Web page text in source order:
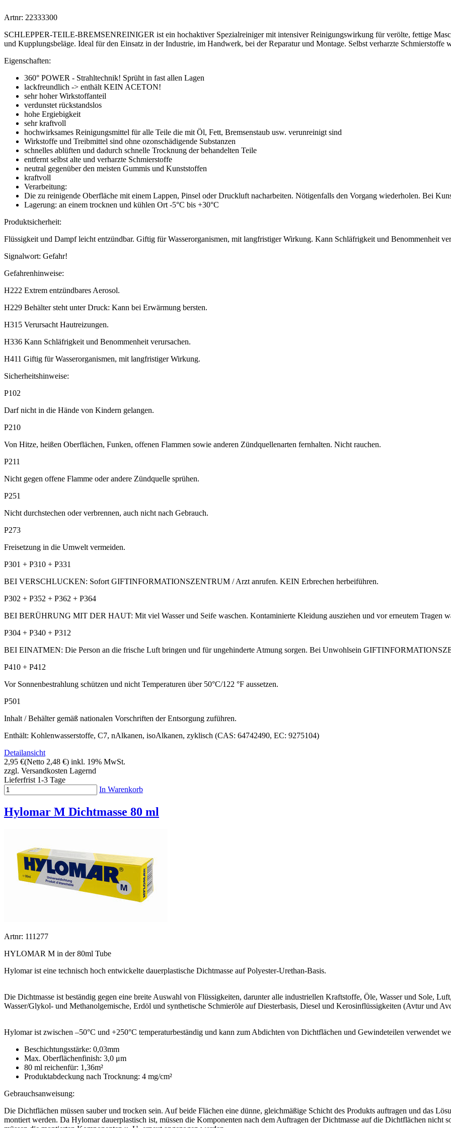
Artnr: 22333300
SCHLEPPER-TEILE-BREMSENREINIGER ist ein hochaktiver Spezialreiniger mit intensiver Reinigungswirkung für verölte, fettige
und Kupplungsbeläge. Ideal für den Einsatz in der Industrie, im Handwerk, bei der Reparatur und Montage. Selbst verharzte Schmierstoffe
Eigenschaften:
360° POWER - Strahltechnik! Sprüht in fast allen Lagen
lackfreundlich -> enthält KEIN ACETON!
sehr hoher Wirkstoffanteil
verdunstet rückstandslos
hohe Ergiebigkeit
sehr kraftvoll
hochwirksames Reinigungsmittel für alle Teile die mit Öl, Fett, Bremsenstaub usw. verunreinigt sind
Wirkstoffe und Treibmittel sind ohne ozonschädigende Substanzen
schnelles ablüften und dadurch schnelle Trocknung der behandelten Teile
entfernt selbst alte und verharzte Schmierstoffe
neutral gegenüber den meisten Gummis und Kunststoffen
kraftvoll
Verarbeitung:
Die zu reinigende Oberfläche mit einem Lappen, Pinsel oder Druckluft nacharbeiten. Nötigenfalls den Vorgang wiederholen. Bei
Lagerung: an einem trocknen und kühlen Ort -5°C bis +30°C
Produktsicherheit:
Flüssigkeit und Dampf leicht entzündbar. Giftig für Wasserorganismen, mit langfristiger Wirkung. Kann Schläfrigkeit und Benommenheit
Signalwort: Gefahr!
Gefahrenhinweise:
H222 Extrem entzündbares Aerosol.
H229 Behälter steht unter Druck: Kann bei Erwärmung bersten.
H315 Verursacht Hautreizungen.
H336 Kann Schläfrigkeit und Benommenheit verursachen.
H411 Giftig für Wasserorganismen, mit langfristiger Wirkung.
Sicherheitshinweise:
P102
Darf nicht in die Hände von Kindern gelangen.
P210
Von Hitze, heißen Oberflächen, Funken, offenen Flammen sowie anderen Zündquellenarten fernhalten. Nicht rauchen.
P211
Nicht gegen offene Flamme oder andere Zündquelle sprühen.
P251
Nicht durchstechen oder verbrennen, auch nicht nach Gebrauch.
P273
Freisetzung in die Umwelt vermeiden.
P301 + P310 + P331
BEI VERSCHLUCKEN: Sofort GIFTINFORMATIONSZENTRUM / Arzt anrufen. KEIN Erbrechen herbeiführen.
P302 + P352 + P362 + P364
BEI BERÜHRUNG MIT DER HAUT: Mit viel Wasser und Seife waschen. Kontaminierte Kleidung ausziehen und vor erneutem Tragen
P304 + P340 + P312
BEI EINATMEN: Die Person an die frische Luft bringen und für ungehinderte Atmung sorgen. Bei Unwohlsein
P410 + P412
Vor Sonnenbestrahlung schützen und nicht Temperaturen über 50°C/122 °F aussetzen.
P501
Inhalt / Behälter gemäß nationalen Vorschriften der Entsorgung zuführen.
Enthält: Kohlenwasserstoffe, C7, nAlkanen, isoAlkanen, zyklisch (CAS: 64742490, EC: 9275104)
Detailansicht
2,95 €(Netto 2,48 €) inkl. 19% MwSt.
zzgl. Versandkosten Lagernd
Lieferfrist 1-3 Tage
In Warenkorb
Hylomar M Dichtmasse 80 ml
Artnr: 111277
HYLOMAR M in der 80ml Tube
Hylomar ist eine technisch hoch entwickelte dauerplastische Dichtmasse auf Polyester-Urethan-Basis.
Die Dichtmasse ist beständig gegen eine breite Auswahl von Flüssigkeiten, darunter alle industriellen Kraftstoffe, Öle, Wasser und Sole,
Wasser/Glykol- und Methanolgemische, Erdöl und synthetische Schmieröle auf Diesterbasis, Diesel und Kerosinflüssigkeiten (Avtur und
Hylomar ist zwischen –50°C und +250°C temperaturbeständig und kann zum Abdichten von Dichtflächen und Gewindeteilen verwendet
Beschichtungsstärke: 0,03mm
Max. Oberflächenfinish: 3,0 μm
80 ml reichenfür: 1,36m²
Produktabdeckung nach Trocknung: 4 mg/cm²
Gebrauchsanweisung:
Die Dichtflächen müssen sauber und trocken sein. Auf beide Flächen eine dünne, gleichmäßige Schicht des Produkts auftragen und das
montiert werden. Da Hylomar dauerplastisch ist, müssen die Komponenten nach dem Auftragen der Dichtmasse auf die Dichtflächen